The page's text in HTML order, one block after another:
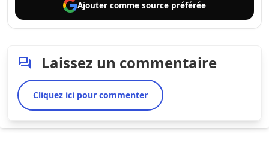
Ajouter comme source préférée
Laissez un commentaire
Cliquez ici pour commenter